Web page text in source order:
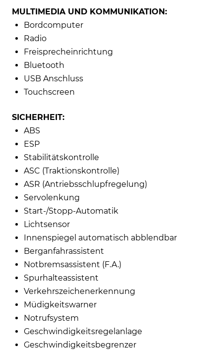
MULTIMEDIA UND KOMMUNIKATION:
Bordcomputer
Radio
Freisprecheinrichtung
Bluetooth
USB Anschluss
Touchscreen
SICHERHEIT:
ABS
ESP
Stabilitätskontrolle
ASC (Traktionskontrolle)
ASR (Antriebsschlupfregelung)
Servolenkung
Start-/Stopp-Automatik
Lichtsensor
Innenspiegel automatisch abblendbar
Berganfahrassistent
Notbremsassistent (F.A.)
Spurhalteassistent
Verkehrszeichenerkennung
Müdigkeitswarner
Notrufsystem
Geschwindigkeitsregelanlage
Geschwindigkeitsbegrenzer